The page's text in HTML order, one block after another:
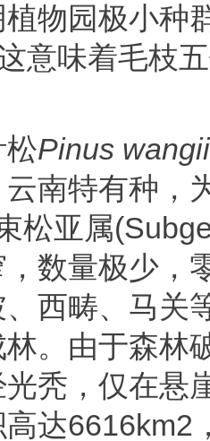
物园极小种
意味着毛枝
Pinus wangii
南特有种，
松亚属
数量极少，
西畴、马关
。由于森林
秃，仅在悬
达6616km2